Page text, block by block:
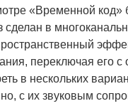
«Временной код»
сделан в
переключая его
в нескольких
с их звуковым